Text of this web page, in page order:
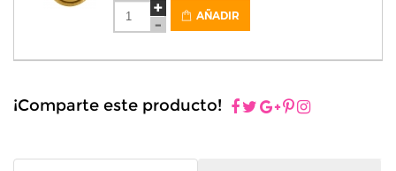
AÑADIR
¡Comparte este producto!